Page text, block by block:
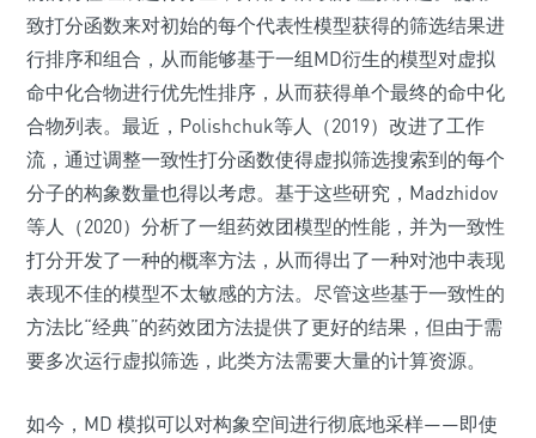
致打分函数来对初始的每个代表性模型获得的筛选结果进
行排序和组合，从而能够基于一组MD衍生的模型对虚拟
命中化合物进行优先性排序，从而获得单个最终的命中化
合物列表。最近，Polishchuk等人（2019）改进了工作
流，通过调整一致性打分函数使得虚拟筛选搜索到的每个
分子的构象数量也得以考虑。基于这些研究，Madzhidov
等人（2020）分析了一组药效团模型的性能，并为一致性
打分开发了一种的概率方法，从而得出了一种对池中表现
表现不佳的模型不太敏感的方法。尽管这些基于一致性的
方法比“经典”的药效团方法提供了更好的结果，但由于需
要多次运行虚拟筛选，此类方法需要大量的计算资源。
如今，MD 模拟可以对构象空间进行彻底地采样——即使